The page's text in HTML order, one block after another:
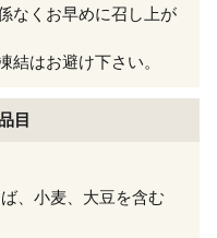
なくお早めに召し上が
はお避け下さい。
目
、小麦、大豆を含む